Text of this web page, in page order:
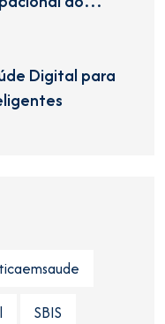
Digital para
SBIS